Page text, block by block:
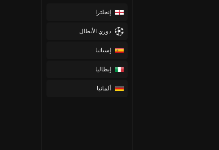
إنجلترا
دوري الأبطال
إسبانيا
إيطاليا
ألمانيا